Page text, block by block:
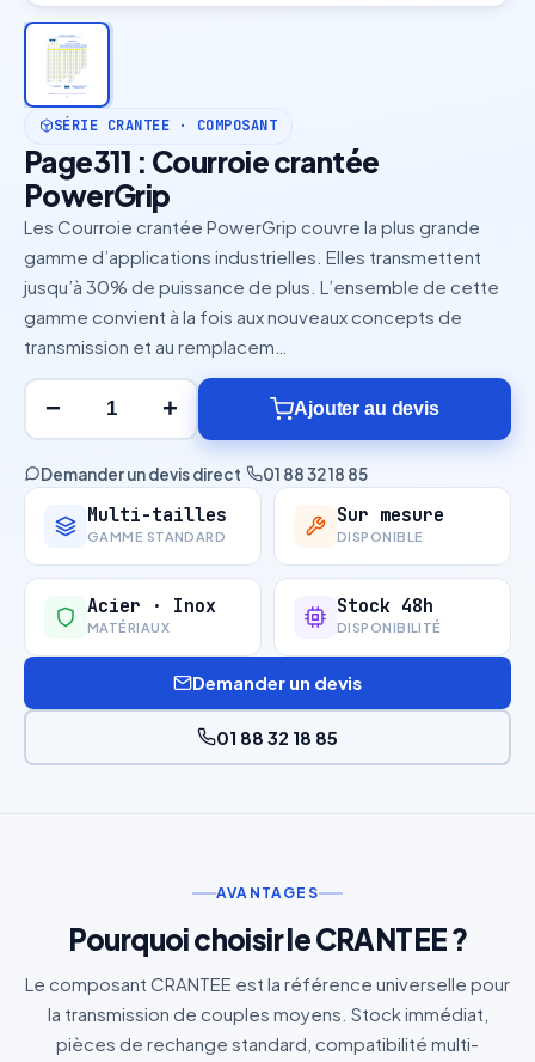
SÉRIE CRANTEE · COMPOSANT
Page311 : Courroie crantée
PowerGrip
Les Courroie crantée PowerGrip couvre la plus grande
gamme d’applications industrielles. Elles transmettent
jusqu’à 30% de puissance de plus. L’ensemble de cette
gamme convient à la fois aux nouveaux concepts de
transmission et au remplacem…
− + Ajouter au devis
Demander un devis direct· 01 88 32 18 85
Multi-tailles
GAMME STANDARD
Sur mesure
DISPONIBLE
Acier · Inox
MATÉRIAUX
Stock 48h
DISPONIBILITÉ
Demander un devis
01 88 32 18 85
AVANTAGES
Pourquoi choisir le CRANTEE ?
Le composant CRANTEE est la référence universelle pour
la transmission de couples moyens. Stock immédiat,
pièces de rechange standard, compatibilité multi-